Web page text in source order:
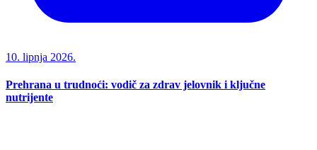
10. lipnja 2026.
Prehrana u trudnoći: vodič za zdrav jelovnik i ključne
nutrijente